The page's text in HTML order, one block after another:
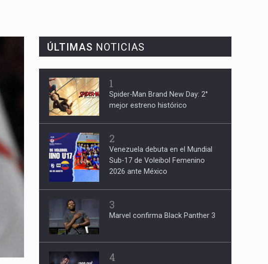
ÚLTIMAS NOTICIAS
1
Spider-Man Brand New Day: 2°
mejor estreno histórico
2
Venezuela debuta en el Mundial
Sub-17 de Voleibol Femenino
2026 ante México
3
Marvel confirma Black Panther 3
4